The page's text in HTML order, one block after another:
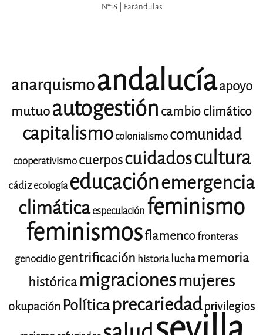
Nº16 | Farándulas
anarquismoandalucíaapoyo
mutuoautogestión cambio climático
capitalismocolonialismocomunidad
cooperativismocuerposcuidadoscultura
cádizecología educaciónemergencia
climáticaespeculación feminismo
feminismosflamencofronteras
genocidiogentrificación historialucha memoria
histórica migracionesmujeres
okupaciónPolíticaprecariedadprivilegios